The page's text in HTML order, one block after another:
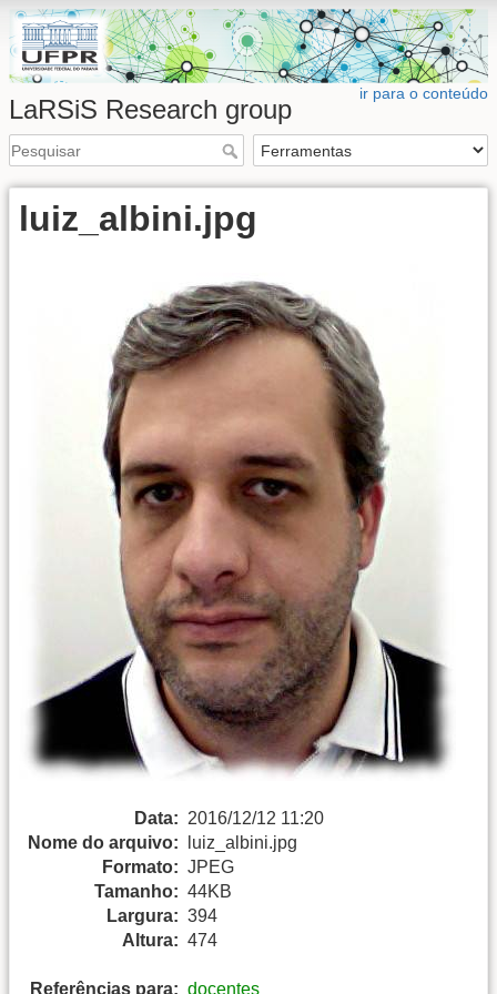
ir para o conteúdo
LaRSiS Research group
luiz_albini.jpg
Data: 2016/12/12 11:20
Nome do arquivo:
luiz_albini.jpg
Formato: JPEG
Tamanho: 44KB
Largura: 394
Altura: 474
Referências para: docentes